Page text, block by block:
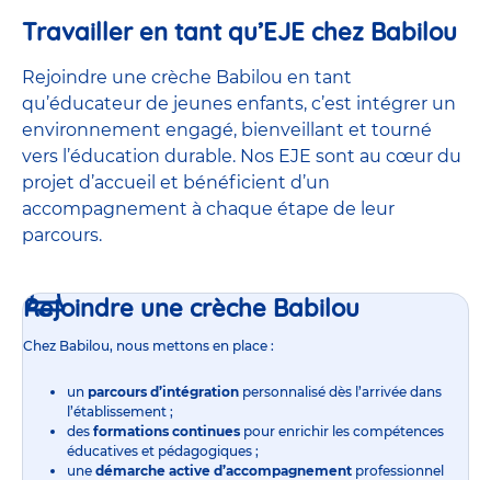
Travailler en tant qu’EJE chez Babilou
Rejoindre une crèche Babilou en tant
qu’éducateur de jeunes enfants, c’est intégrer un
environnement engagé, bienveillant et tourné
vers l’éducation durable. Nos EJE sont au cœur du
projet d’accueil et bénéficient d’un
accompagnement à chaque étape de leur
parcours.
Rejoindre une crèche Babilou
Chez Babilou, nous mettons en place :
un parcours d’intégration personnalisé dès l’arrivée dans
l’établissement ;
des formations continues pour enrichir les compétences
éducatives et pédagogiques ;
une démarche active d’accompagnement professionnel